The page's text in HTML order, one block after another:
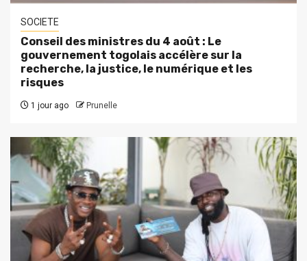
SOCIETE
Conseil des ministres du 4 août : Le
gouvernement togolais accélère sur la
recherche, la justice, le numérique et les
risques
1 jour ago Prunelle